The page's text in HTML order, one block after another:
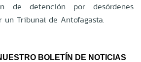
de detención por desórdenes
Tribunal de Antofagasta.
BOLETÍN DE NOTICIAS